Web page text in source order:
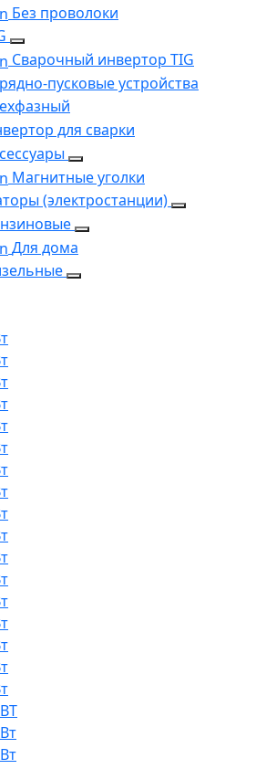
Без проволоки
Сварочный инвертор TIG
пусковые устройства
для сварки
Магнитные уголки
(электростанции)
Для дома